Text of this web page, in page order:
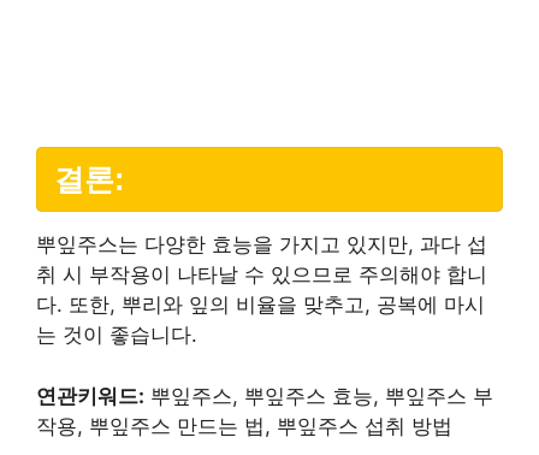
결론:
뿌잎주스는 다양한 효능을 가지고 있지만, 과다 섭
취 시 부작용이 나타날 수 있으므로 주의해야 합니
다. 또한, 뿌리와 잎의 비율을 맞추고, 공복에 마시
는 것이 좋습니다.
연관키워드: 뿌잎주스, 뿌잎주스 효능, 뿌잎주스 부
작용, 뿌잎주스 만드는 법, 뿌잎주스 섭취 방법